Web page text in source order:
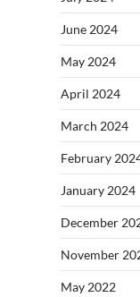
June 2024
May 2024
April 2024
March 2024
February
January 2024
December
November
May 2022